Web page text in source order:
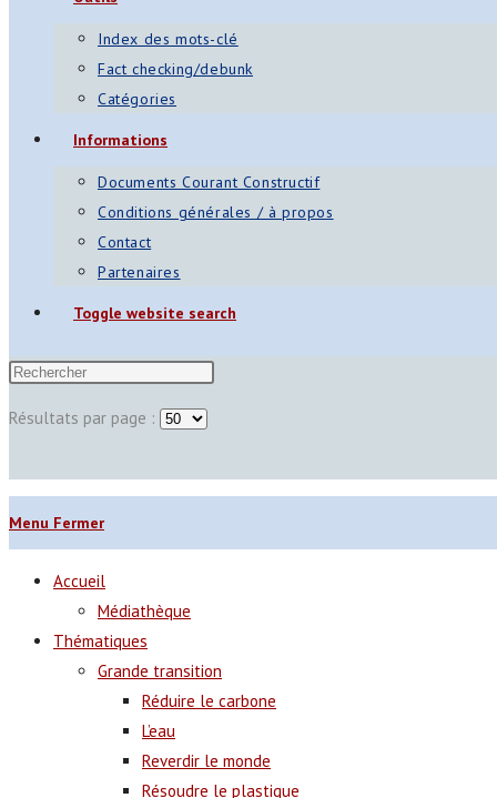
Index des mots-clé
Fact checking/debunk
Catégories
Informations
Documents Courant Constructif
Conditions générales / à propos
Contact
Partenaires
Toggle website search
Résultats par page :
Menu Fermer
Accueil
Médiathèque
Thématiques
Grande transition
Réduire le carbone
L’eau
Reverdir le monde
Résoudre le plastique